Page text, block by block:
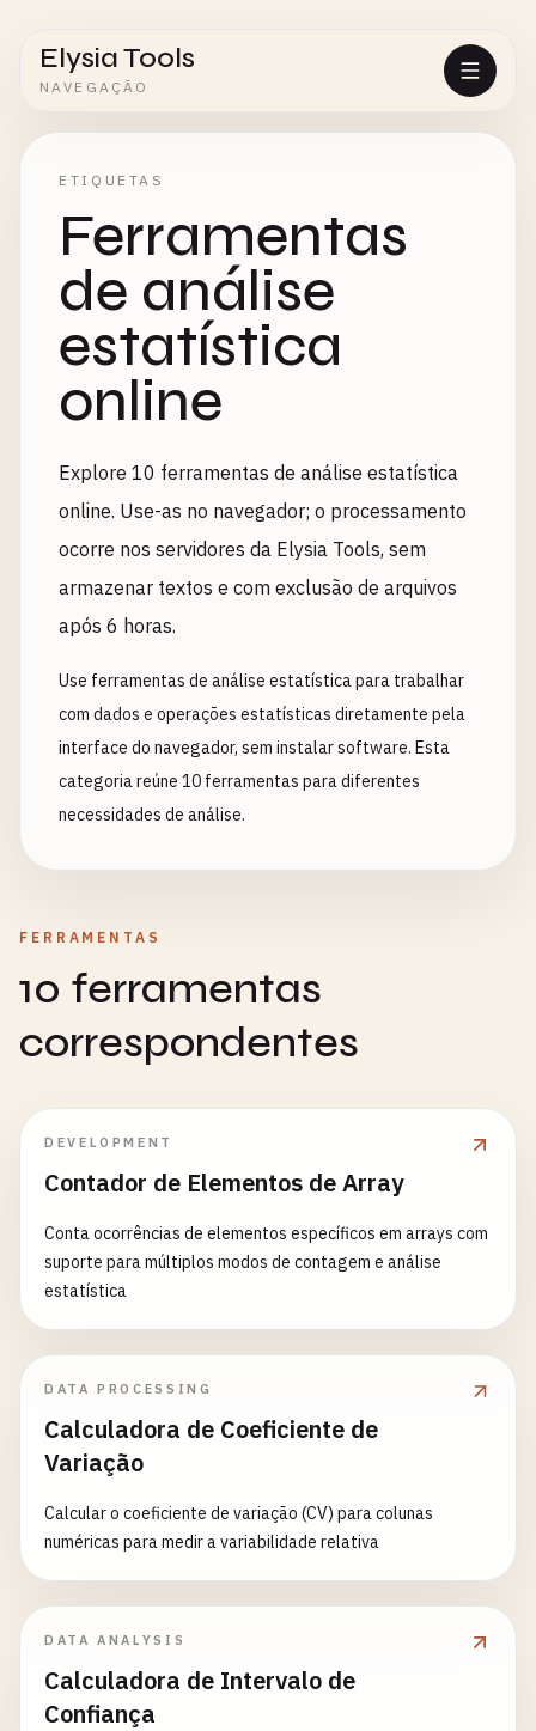
Elysia Tools
NAVEGAÇÃO
ETIQUETAS
Ferramentas
de análise
estatística
online
Explore 10 ferramentas de análise estatística
online. Use-as no navegador; o processamento
ocorre nos servidores da Elysia Tools, sem
armazenar textos e com exclusão de arquivos
após 6 horas.
Use ferramentas de análise estatística para trabalhar
com dados e operações estatísticas diretamente pela
interface do navegador, sem instalar software. Esta
categoria reúne 10 ferramentas para diferentes
necessidades de análise.
FERRAMENTAS
10 ferramentas
correspondentes
DEVELOPMENT
Contador de Elementos de Array
Conta ocorrências de elementos específicos em arrays com
suporte para múltiplos modos de contagem e análise
estatística
DATA PROCESSING
Calculadora de Coeficiente de
Variação
Calcular o coeficiente de variação (CV) para colunas
numéricas para medir a variabilidade relativa
DATA ANALYSIS
Calculadora de Intervalo de
Confiança